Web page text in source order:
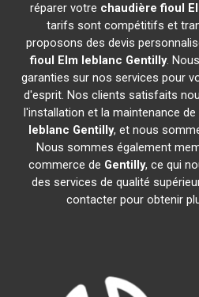
réparer votre chaudière fioul
tarifs sont compétitifs et
proposons des devis
fioul Elm leblanc Gentilly.
garanties sur nos services pour
d'esprit. Nos clients satisfaits
l'installation et la maintenance de
leblanc Gentilly, et nous
Nous sommes également
commerce de Gentilly, ce qui
des services de qualité
contacter pour obtenir